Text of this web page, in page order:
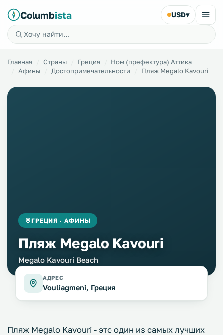
Columbista USD▾
Главная Страны Греция
Ном (префектура) Аттика
Афины
Достопримечательности Пляж Megalo Kavouri
ГРЕЦИЯ · АФИНЫ
Пляж Megalo Kavouri
Megalo Kavouri Beach
АДРЕС
Vouliagmeni, Греция
Пляж Megalo Kavouri - это один из самых лучших